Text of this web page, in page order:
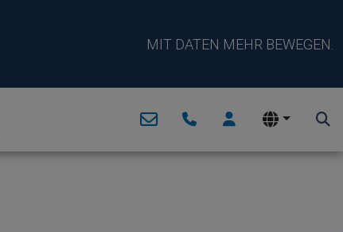
MIT DATEN MEHR BEWEGEN.